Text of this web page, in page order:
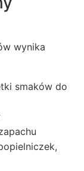
wynika
smaków do